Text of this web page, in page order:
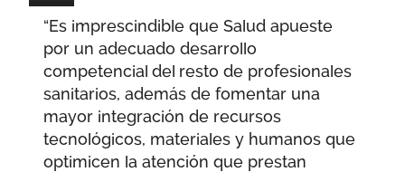
“Es imprescindible que Salud apueste
por un adecuado desarrollo
competencial del resto de profesionales
sanitarios, además de fomentar una
mayor integración de recursos
tecnológicos, materiales y humanos que
optimicen la atención que prestan